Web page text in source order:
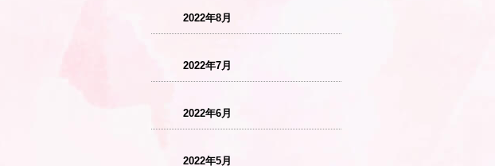
2022年8月
2022年7月
2022年6月
2022年5月